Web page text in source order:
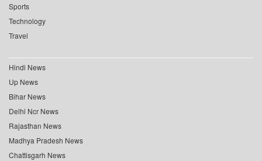
Sports
Technology
Travel
Hindi News
Up News
Bihar News
Delhi Ncr News
Rajasthan News
Madhya Pradesh News
Chattisgarh News